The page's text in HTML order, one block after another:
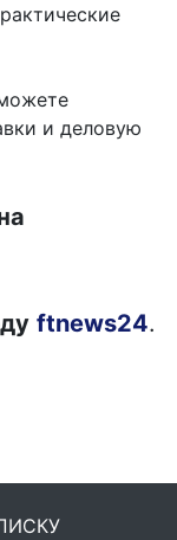
и деловую
ftnews24.